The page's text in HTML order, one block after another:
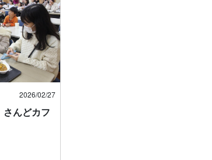
2026/02/27
んどカフ